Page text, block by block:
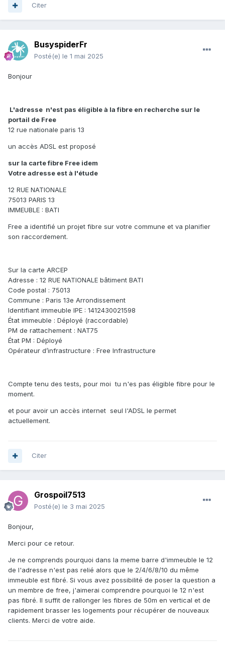
Citer
BusyspiderFr
Posté(e) le 1 mai 2025
Bonjour
L'adresse n'est pas éligible à la fibre en recherche sur le
portail de Free
12 rue nationale paris 13
un accès ADSL est proposé
sur la carte fibre Free idem
Votre adresse est à l'étude
12 RUE NATIONALE
75013 PARIS 13
IMMEUBLE : BATI
Free a identifié un projet fibre sur votre commune et va planifier
son raccordement.
Sur la carte ARCEP
Adresse : 12 RUE NATIONALE bâtiment BATI
Code postal : 75013
Commune : Paris 13e Arrondissement
Identifiant immeuble IPE : 1412430021598
État immeuble : Déployé (raccordable)
PM de rattachement : NAT75
État PM : Déployé
Opérateur d’infrastructure : Free Infrastructure
Compte tenu des tests, pour moi tu n'es pas éligible fibre pour le
moment.
et pour avoir un accès internet seul l'ADSL le permet
actuellement.
Citer
Grospoil7513
Posté(e) le 3 mai 2025
Bonjour,
Merci pour ce retour.
Je ne comprends pourquoi dans la meme barre d'immeuble le 12
de l'adresse n'est pas relié alors que le 2/4/6/8/10 du même
immeuble est fibré. Si vous avez possibilité de poser la question a
un membre de free, j'aimerai comprendre pourquoi le 12 n'est
pas fibré. Il suffit de rallonger les fibres de 50m en vertical et de
rapidement brasser les logements pour récupérer de nouveaux
clients. Merci de votre aide.